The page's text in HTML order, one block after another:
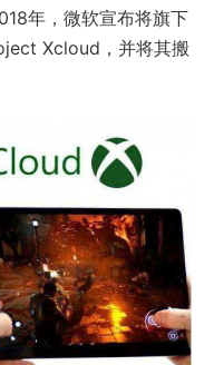
年，微软宣布将旗下
Xcloud，并将其搬